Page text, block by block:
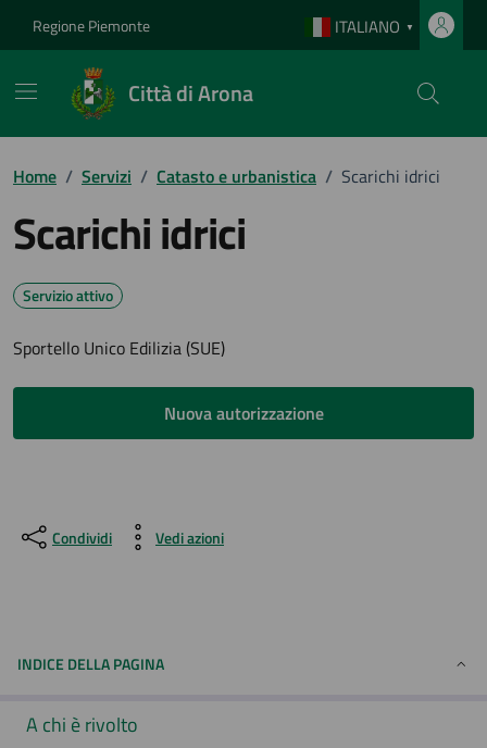
Regione Piemonte ITALIANO ▼
Città di Arona
Home / Servizi / Catasto e urbanistica / Scarichi idrici
Scarichi idrici
Servizio attivo
Sportello Unico Edilizia (SUE)
Nuova autorizzazione
Condividi Vedi azioni
INDICE DELLA PAGINA
A chi è rivolto